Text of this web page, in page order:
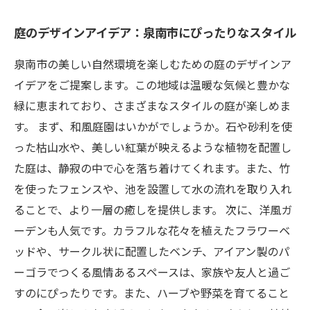
庭のデザインアイデア：泉南市にぴったりなスタイル
泉南市の美しい自然環境を楽しむための庭のデザインア
イデアをご提案します。この地域は温暖な気候と豊かな
緑に恵まれており、さまざまなスタイルの庭が楽しめま
す。 まず、和風庭園はいかがでしょうか。石や砂利を使
った枯山水や、美しい紅葉が映えるような植物を配置し
た庭は、静寂の中で心を落ち着けてくれます。また、竹
を使ったフェンスや、池を設置して水の流れを取り入れ
ることで、より一層の癒しを提供します。 次に、洋風ガ
ーデンも人気です。カラフルな花々を植えたフラワーベ
ッドや、サークル状に配置したベンチ、アイアン製のパ
ーゴラでつくる風情あるスペースは、家族や友人と過ご
すのにぴったりです。また、ハーブや野菜を育てること